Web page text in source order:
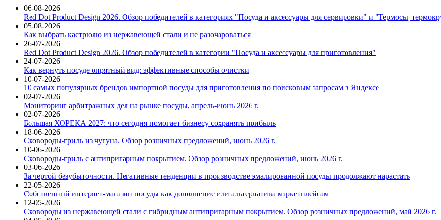
06-08-2026
Red Dot Product Design 2026. Обзор победителей в категориях "Посуда и аксессуары для сервировки" и "Термосы,
05-08-2026
Как выбрать кастрюлю из нержавеющей стали и не разочароваться
26-07-2026
Red Dot Product Design 2026. Обзор победителей в категории "Посуда и аксессуары для приготовления"
24-07-2026
Как вернуть посуде опрятный вид: эффективные способы очистки
10-07-2026
10 самых популярных брендов импортной посуды для приготовления по поисковым запросам в Яндексе
02-07-2026
Мониторинг арбитражных дел на рынке посуды, апрель-июнь 2026 г.
02-07-2026
Большая ХОРЕКА 2027: что сегодня помогает бизнесу сохранять прибыль
18-06-2026
Сковороды-гриль из чугуна. Обзор розничных предложений, июнь 2026 г.
10-06-2026
Сковороды-гриль с антипригарным покрытием. Обзор розничных предложений, июнь 2026 г.
03-06-2026
За чертой безубыточности. Негативные тенденции в производстве эмалированной посуды продолжают нарастать
22-05-2026
Собственный интернет-магазин посуды как дополнение или альтернатива маркетплейсам
12-05-2026
Сковороды из нержавеющей стали с гибридным антипригарным покрытием. Обзор розничных предложений, май 2026 г.